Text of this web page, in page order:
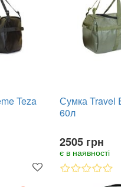
Teza
Сумка Travel
60л
2505 грн
є в наявності